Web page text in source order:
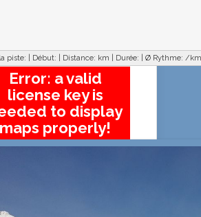
piste: Début: Distance: km Durée: Ø Rythme: /km
Error: a valid
license key is
to display
maps properly!